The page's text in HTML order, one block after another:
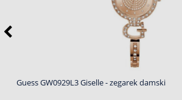
Guess GW0929L3 Giselle - zegarek damski